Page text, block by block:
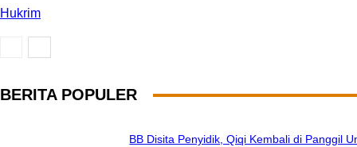
Hukrim
BERITA POPULER
BB Disita Penyidik, Qiqi Kembali di Panggil